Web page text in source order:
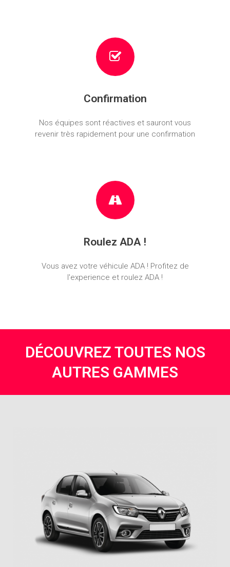
Confirmation
Nos équipes sont réactives et sauront vous
revenir très rapidement pour une confirmation
Roulez ADA !
Vous avez votre véhicule ADA ! Profitez de
l'experience et roulez ADA !
DÉCOUVREZ TOUTES NOS
AUTRES GAMMES